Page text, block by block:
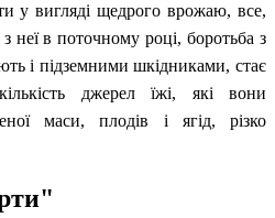
у вигляді щедрого врожаю, все,
в поточному році, боротьба з
і підземними шкідниками, стає
джерел їжі, які вони
маси, плодів і ягід, різко